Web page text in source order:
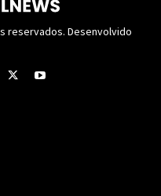
reservados. Desenvolvido